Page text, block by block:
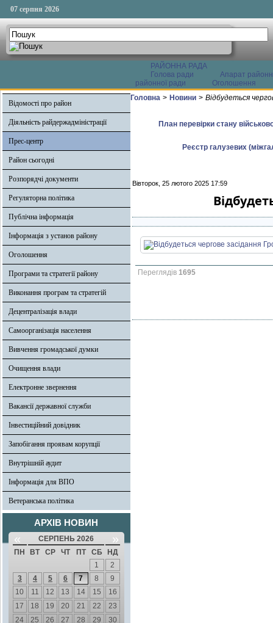
07 серпня 2026
РАЙОННА РАДА
Голова ради
Апарат
районної ради
Оголошення
Відомості про район
Діяльність райдержадміністрації
Прес-центр
Район сьогодні
Розпорядчі документи
Регуляторна політика
Публічна інформація
Інформація з установ району
Оголошення
Програми та стратегії району
Виконання програм та стратегій
Децентралізація влади
Самоорганізація населення
Вивчення громадської думки
Очищення влади
Електронне звернення
Вакансії державної служби
Інвестиційний довідник
Запобігання проявам корупції
Внутрішній аудит
Інформація для ВПО
Ветеранська політика
АРХІВ НОВИН
« СЕРПЕНЬ 2026 »
ПН ВТ СР ЧТ ПТ СБ
НД
1
2
3
4 5 6 7 8
9
10
11 12 13 14 15
16
17
18 19 20 21 22
23
24
25 26 27 28 29
30
Головна > Новини > Відбудеться
План перевірки стану
Реєстр галузевих
Вівторок, 25 лютого 2025 17:59
Переглядів 1695